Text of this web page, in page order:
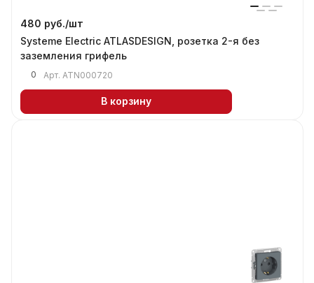
480 руб./шт
Systeme Electric ATLASDESIGN, розетка 2-я без
заземления грифель
0 Арт. ATN000720
В корзину